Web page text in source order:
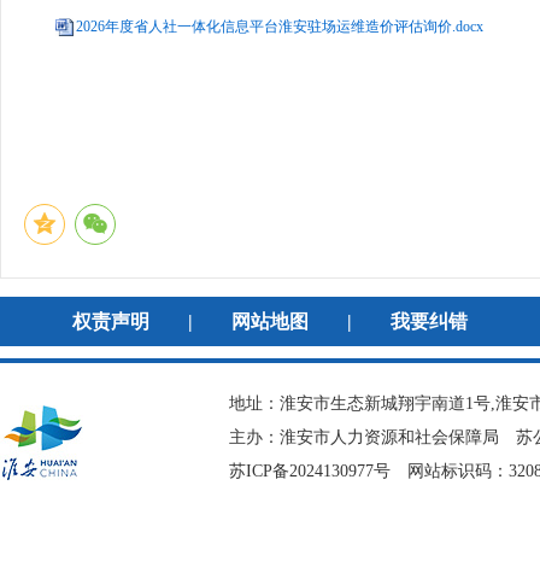
2026年度省人社一体化信息平台淮安驻场运维造价评估询价.docx
权责声明 | 网站地图 | 我要纠错
地址：淮安市生态新城翔宇南道1号,淮
主办：淮安市人力资源和社会保障局 苏
苏ICP备2024130977号 网站标识码：